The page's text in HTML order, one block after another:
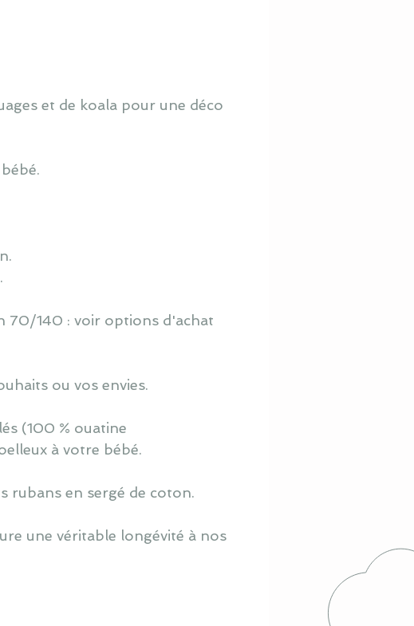
et de koala pour une déco
70/140 : voir options d'achat
ou vos envies.
(100 % ouatine
à votre bébé.
rubans en sergé de coton.
une véritable longévité à nos